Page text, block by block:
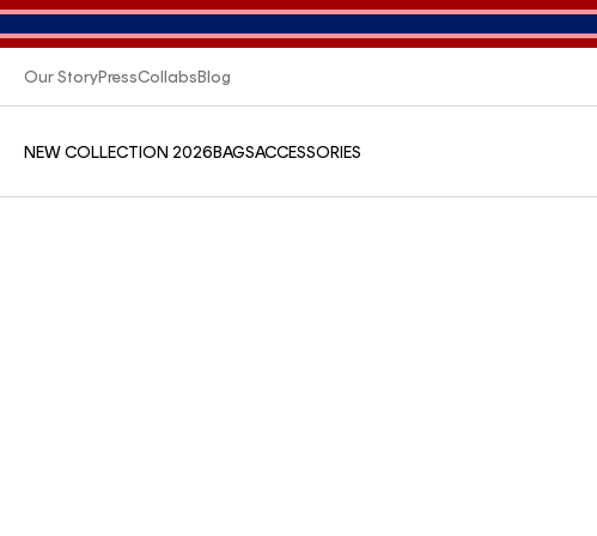
Our StoryPressCollabsBlog
NEW COLLECTION 2026BAGSACCESSORIES